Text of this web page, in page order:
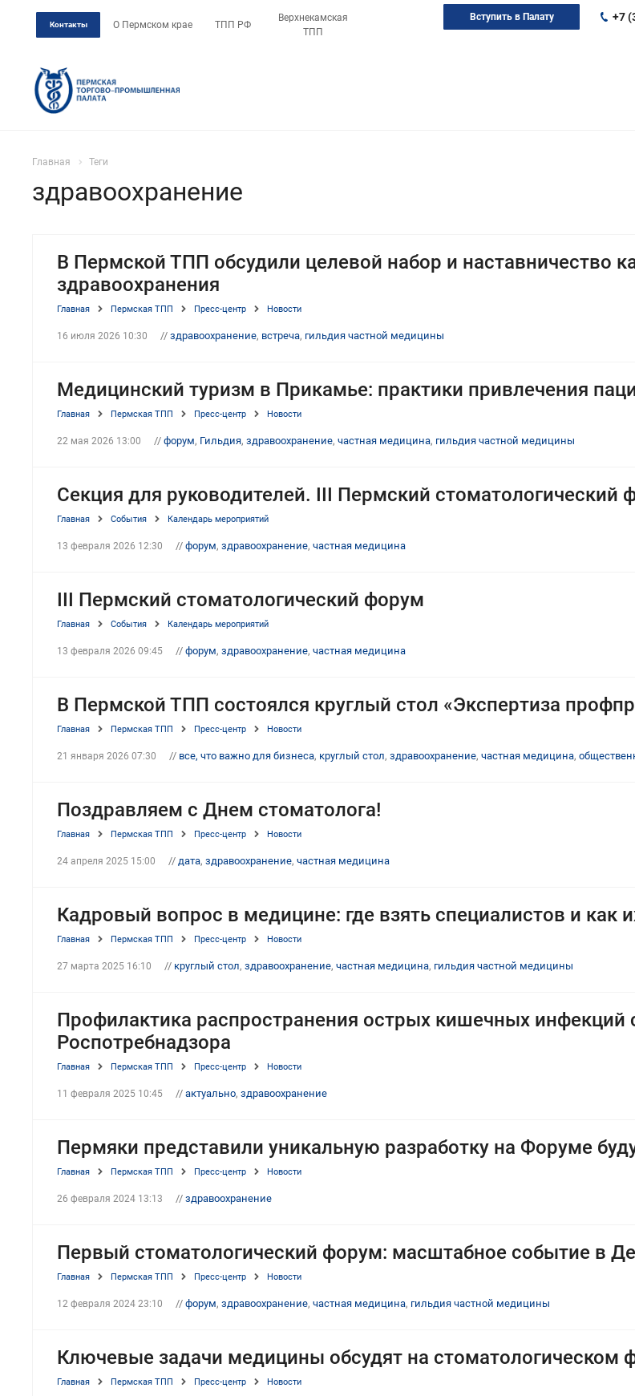
Контакты О Пермском крае ТПП РФ
Верхнекамская
ТПП
+7
Вступить в Палату
Главная Теги
здравоохранение
В Пермской ТПП обсудили целевой набор и наставничество
здравоохранения
Главная Пермская ТПП Пресс-центр Новости
16 июля 2026 10:30 // здравоохранение, встреча, гильдия частной медицины
Медицинский туризм в Прикамье: практики привлечения
Главная Пермская ТПП Пресс-центр Новости
22 мая 2026 13:00 // форум, Гильдия, здравоохранение, частная медицина, гильдия частной медицины
Секция для руководителей. III Пермский стоматологический
Главная События Календарь мероприятий
13 февраля 2026 12:30 // форум, здравоохранение, частная медицина
III Пермский стоматологический форум
Главная События Календарь мероприятий
13 февраля 2026 09:45 // форум, здравоохранение, частная медицина
В Пермской ТПП состоялся круглый стол «Экспертиза
Главная Пермская ТПП Пресс-центр Новости
21 января 2026 07:30 // все, что важно для бизнеса, круглый стол, здравоохранение, частная медицина,
Поздравляем с Днем стоматолога!
Главная Пермская ТПП Пресс-центр Новости
24 апреля 2025 15:00 // дата, здравоохранение, частная медицина
Кадровый вопрос в медицине: где взять специалистов и как
Главная Пермская ТПП Пресс-центр Новости
27 марта 2025 16:10 // круглый стол, здравоохранение, частная медицина, гильдия частной медицины
Профилактика распространения острых кишечных инфекций
Роспотребнадзора
Главная Пермская ТПП Пресс-центр Новости
11 февраля 2025 10:45 // актуально, здравоохранение
Пермяки представили уникальную разработку на Форуме
Главная Пермская ТПП Пресс-центр Новости
26 февраля 2024 13:13 // здравоохранение
Первый стоматологический форум: масштабное событие в
Главная Пермская ТПП Пресс-центр Новости
12 февраля 2024 23:10 // форум, здравоохранение, частная медицина, гильдия частной медицины
Ключевые задачи медицины обсудят на стоматологическом
Главная Пермская ТПП Пресс-центр Новости